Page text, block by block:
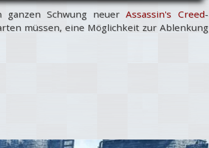
ganzen Schwung neuerAssassin's Creed-
müssen, eine Möglichkeit zur Ablenkung